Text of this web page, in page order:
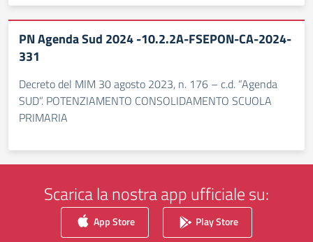
PN Agenda Sud 2024 -10.2.2A-FSEPON-CA-2024-
331
Decreto del MIM 30 agosto 2023, n. 176 – c.d. “Agenda
SUD”. POTENZIAMENTO CONSOLIDAMENTO SCUOLA
PRIMARIA
Scarica la nostra app ufficiale su:
App Store Play Store